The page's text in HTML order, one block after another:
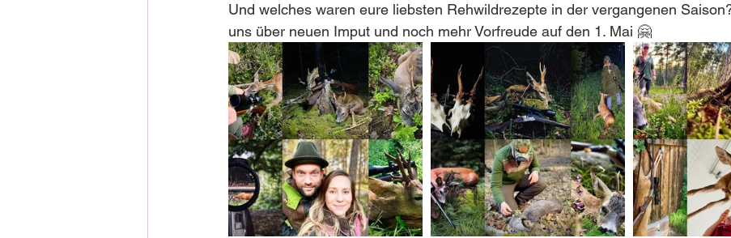
Und welches waren eure liebsten Rehwildrezepte in der vergangenen
uns über neuen Imput und noch mehr Vorfreude auf den 1. Mai 🤗